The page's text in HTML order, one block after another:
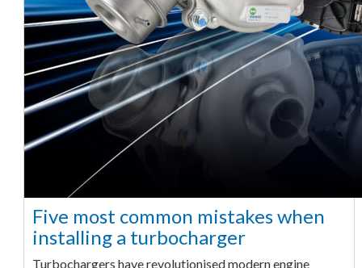
Five most common mistakes when
installing a turbocharger
Turbochargers have revolutionised modern engine